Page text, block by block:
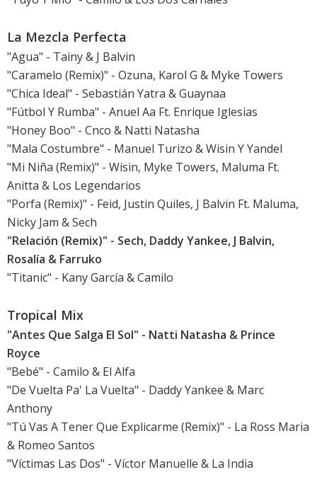
La Mezcla Perfecta
"Agua" - Tainy & J Balvin
"Caramelo (Remix)" - Ozuna, Karol G & Myke Towers
"Chica Ideal" - Sebastián Yatra & Guaynaa
"Fútbol Y Rumba" - Anuel Aa Ft. Enrique Iglesias
"Honey Boo" - Cnco & Natti Natasha
"Mala Costumbre" - Manuel Turizo & Wisin Y Yandel
"Mi Niña (Remix)" - Wisin, Myke Towers, Maluma Ft.
Anitta & Los Legendarios
"Porfa (Remix)" - Feid, Justin Quiles, J Balvin Ft. Maluma,
Nicky Jam & Sech
"Relación (Remix)" - Sech, Daddy Yankee, J Balvin,
Rosalía & Farruko
"Titanic" - Kany García & Camilo
Tropical Mix
"Antes Que Salga El Sol" - Natti Natasha & Prince
Royce
"Bebé" - Camilo & El Alfa
"De Vuelta Pa' La Vuelta" - Daddy Yankee & Marc
Anthony
"Tú Vas A Tener Que Explicarme (Remix)" - La Ross Maria
& Romeo Santos
"Víctimas Las Dos" - Víctor Manuelle & La India